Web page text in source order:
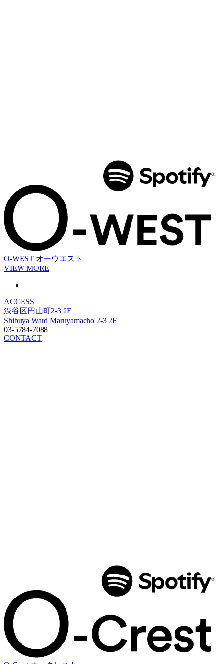
O-WEST オーウエスト
VIEW MORE
ACCESS
渋谷区円山町2-3 2F
Shibuya Ward Maruyamacho 2-3 2F
03-5784-7088
CONTACT